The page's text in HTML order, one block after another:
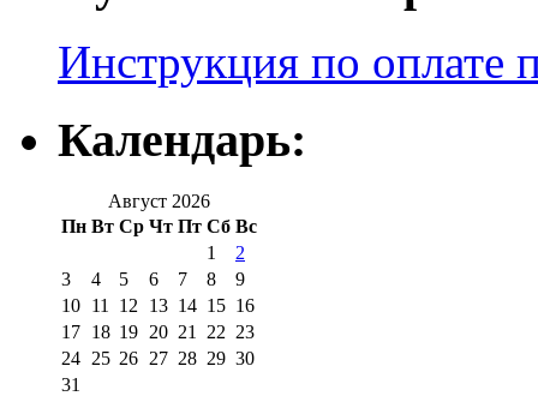
Инструкция по оплате
Календарь:
Август 2026
Пн Вт Ср Чт Пт Сб Вс
1
2
3
4 5 6 7 8
9
10 11 12 13 14 15 16
17 18 19 20 21 22 23
24 25 26 27 28 29 30
31